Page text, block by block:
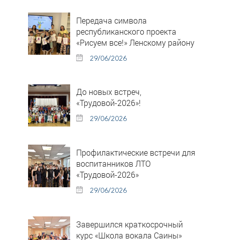
Передача символа
республиканского проекта
«Рисуем все!» Ленскому району
29/06/2026
До новых встреч,
«Трудовой-2026»!
29/06/2026
Профилактические встречи для
воспитанников ЛТО
«Трудовой-2026»
29/06/2026
Завершился краткосрочный
курс «Школа вокала Саины»